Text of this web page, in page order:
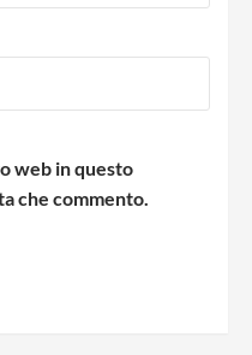
web in questo
che commento.